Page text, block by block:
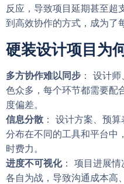
反应，导致项目延期甚至超
到高效协作的方式，成为了
硬装设计项目为
多方协作难以同步 ： 设计
色众多，每个环节都需要配
度偏差。
信息分散 ： 设计方案、预
分布在不同的工具和平台中
时费力。
进度不可视化： 项目进展情
各自为战，导致沟通成本高